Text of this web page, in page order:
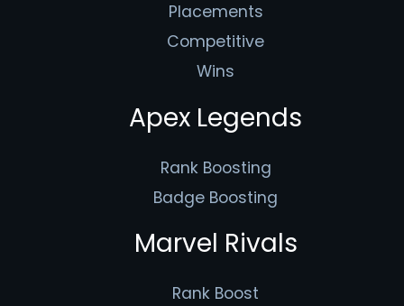
Placements
Competitive
Wins
Apex Legends
Rank Boosting
Badge Boosting
Marvel Rivals
Rank Boost